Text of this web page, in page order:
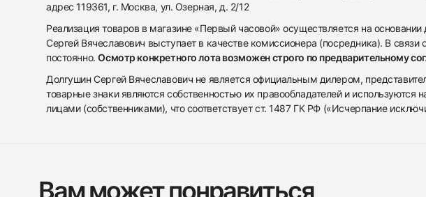
адрес 119361, г. Москва, ул. Озерная, д. 2/12
Реализация товаров в магазине «Первый часовой» осуществляется на
Сергей Вячеславович выступает в качестве комиссионера (посредника). В
постоянно.Осмотр конкретного лота возможен строго по предварительному
Долгушин Сергей Вячеславович не является официальным дилером,
товарные знаки являются собственностью их правообладателей и
лицами (собственниками), что соответствует ст. 1487 ГК РФ («Исчерпание
Вам может понравиться